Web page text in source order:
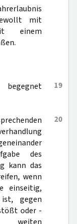
mit
einem
19
20
des
kann das
wenn
einseitig,
gegen
oder -